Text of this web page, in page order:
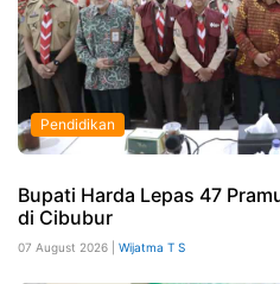
Pendidikan
Bupati Harda Lepas 47
di Cibubur
07 August 2026 | Wijatma T S